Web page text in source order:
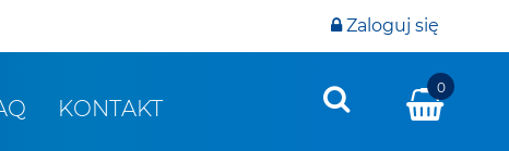
Zaloguj się
0
KONTAKT